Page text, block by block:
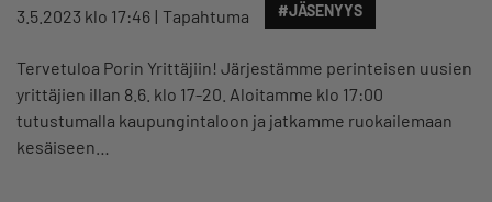
3.5.2023 klo 17:46 Tapahtuma #JÄSENYYS
Tervetuloa Porin Yrittäjiin! Järjestämme perinteisen uusien
yrittäjien illan 8.6. klo 17-20. Aloitamme klo 17:00
tutustumalla kaupungintaloon ja jatkamme ruokailemaan
kesäiseen…